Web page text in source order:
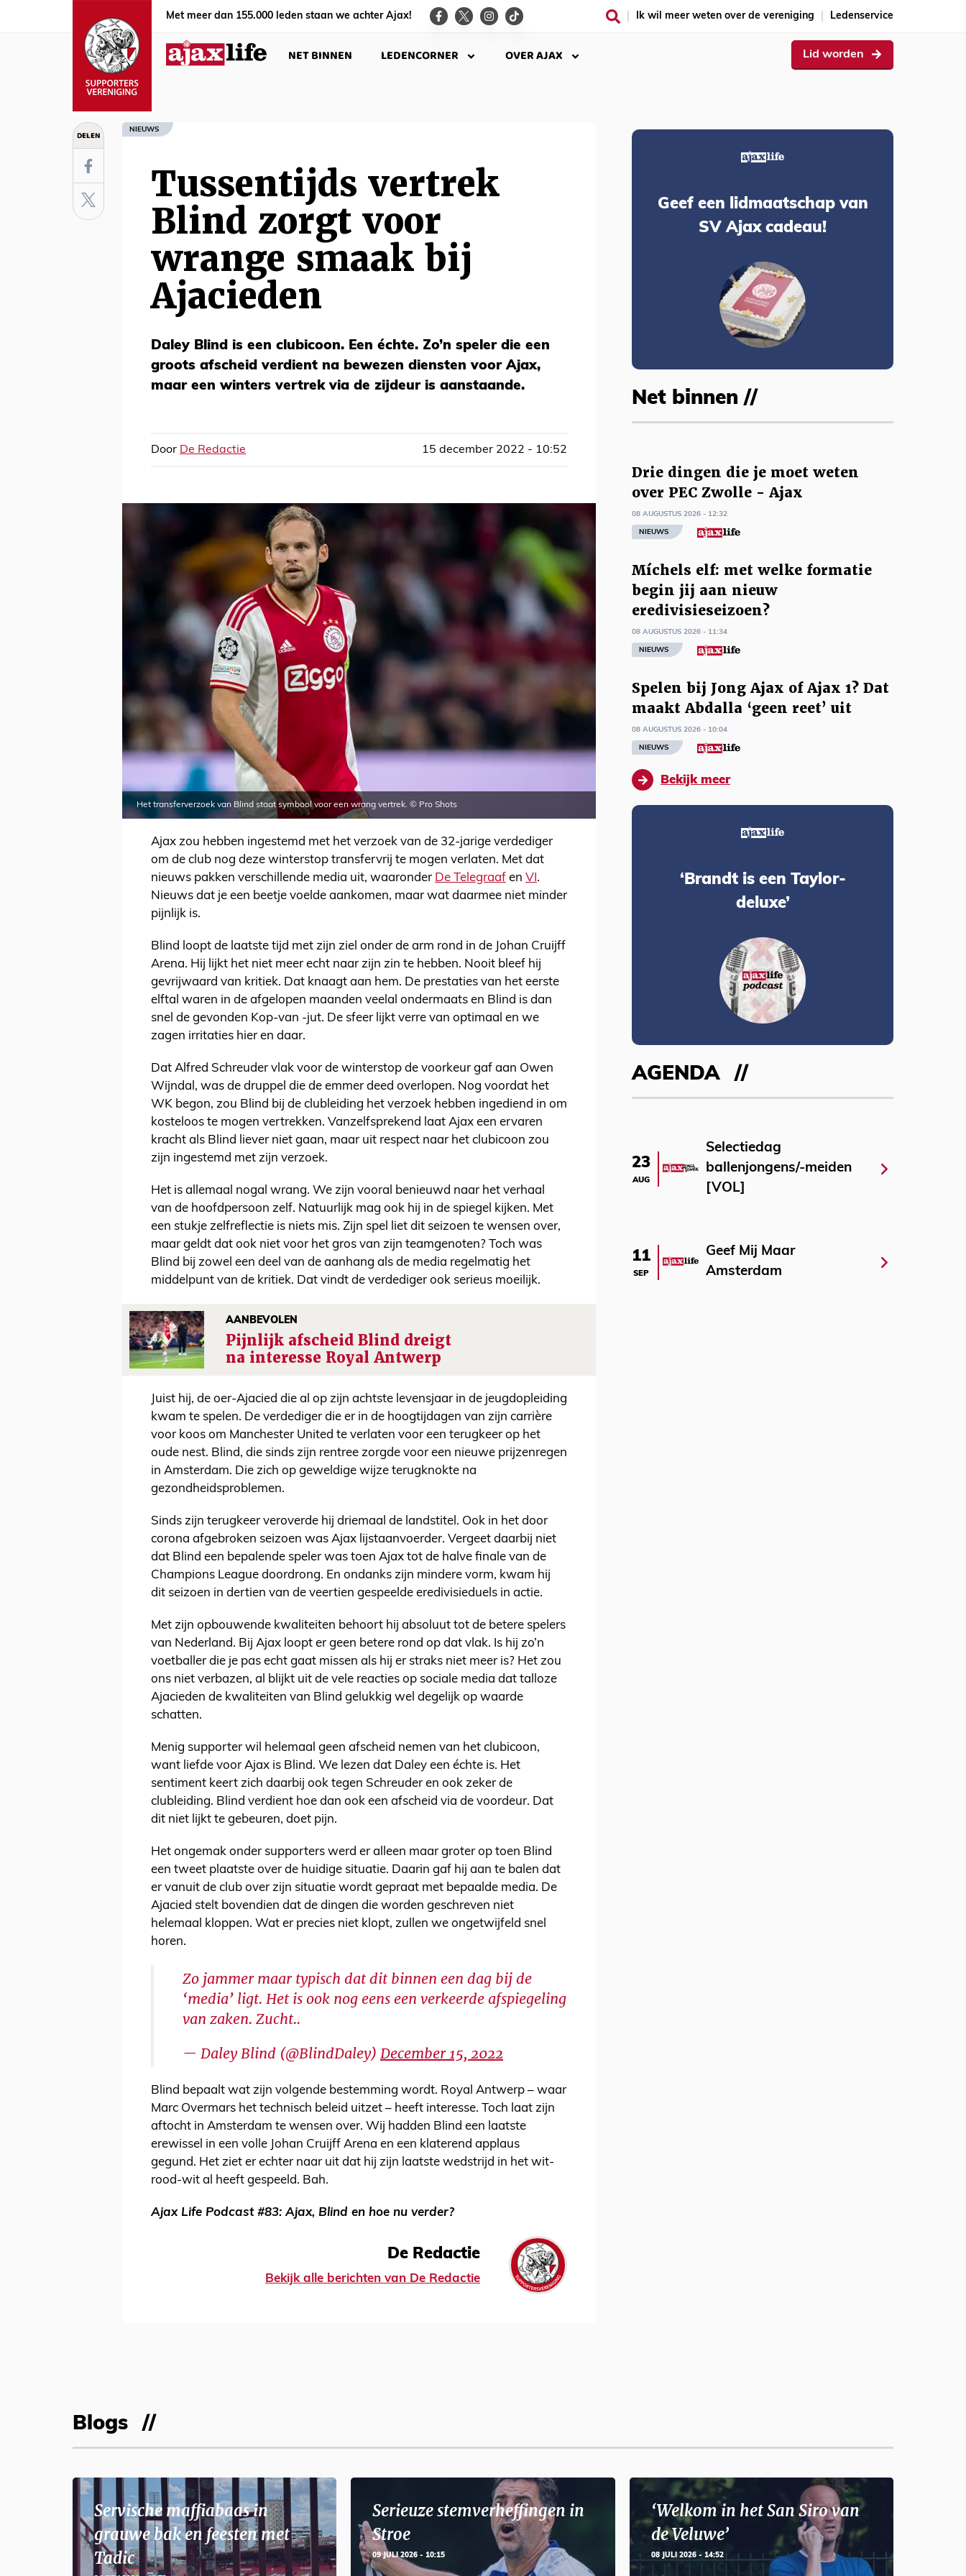
Met meer dan 155.000 leden staan we achter Ajax! Ik wil meer weten over de vereniging Ledenservice
NET BINNEN LEDENCORNER OVER AJAX Lid worden
DELEN NIEUWS
Tussentijds vertrek
Blind zorgt voor
wrange smaak bij
Ajacieden
Daley Blind is een clubicoon. Een échte. Zo’n speler die een
groots afscheid verdient na bewezen diensten voor Ajax,
maar een winters vertrek via de zijdeur is aanstaande.
Door De Redactie 15 december 2022 - 10:52
Het transferverzoek van Blind staat symbool voor een wrang vertrek. © Pro Shots
Ajax zou hebben ingestemd met het verzoek van de 32-jarige verdediger
om de club nog deze winterstop transfervrij te mogen verlaten. Met dat
nieuws pakken verschillende media uit, waaronder De Telegraaf en VI.
Nieuws dat je een beetje voelde aankomen, maar wat daarmee niet minder
pijnlijk is.
Blind loopt de laatste tijd met zijn ziel onder de arm rond in de Johan Cruijff
Arena. Hij lijkt het niet meer echt naar zijn zin te hebben. Nooit bleef hij
gevrijwaard van kritiek. Dat knaagt aan hem. De prestaties van het eerste
elftal waren in de afgelopen maanden veelal ondermaats en Blind is dan
snel de gevonden Kop-van -jut. De sfeer lijkt verre van optimaal en we
zagen irritaties hier en daar.
Dat Alfred Schreuder vlak voor de winterstop de voorkeur gaf aan Owen
Wijndal, was de druppel die de emmer deed overlopen. Nog voordat het
WK begon, zou Blind bij de clubleiding het verzoek hebben ingediend in om
kosteloos te mogen vertrekken. Vanzelfsprekend laat Ajax een ervaren
kracht als Blind liever niet gaan, maar uit respect naar het clubicoon zou
zijn ingestemd met zijn verzoek.
Het is allemaal nogal wrang. We zijn vooral benieuwd naar het verhaal
van de hoofdpersoon zelf. Natuurlijk mag ook hij in de spiegel kijken. Met
een stukje zelfreflectie is niets mis. Zijn spel liet dit seizoen te wensen over,
maar geldt dat ook niet voor het gros van zijn teamgenoten? Toch was
Blind bij zowel een deel van de aanhang als de media regelmatig het
middelpunt van de kritiek. Dat vindt de verdediger ook serieus moeilijk.
AANBEVOLEN
Pijnlijk afscheid Blind dreigt
na interesse Royal Antwerp
Juist hij, de oer-Ajacied die al op zijn achtste levensjaar in de jeugdopleiding
kwam te spelen. De verdediger die er in de hoogtijdagen van zijn carrière
voor koos om Manchester United te verlaten voor een terugkeer op het
oude nest. Blind, die sinds zijn rentree zorgde voor een nieuwe prijzenregen
in Amsterdam. Die zich op geweldige wijze terugknokte na
gezondheidsproblemen.
Sinds zijn terugkeer veroverde hij driemaal de landstitel. Ook in het door
corona afgebroken seizoen was Ajax lijstaanvoerder. Vergeet daarbij niet
dat Blind een bepalende speler was toen Ajax tot de halve finale van de
Champions League doordrong. En ondanks zijn mindere vorm, kwam hij
dit seizoen in dertien van de veertien gespeelde eredivisieduels in actie.
Met zijn opbouwende kwaliteiten behoort hij absoluut tot de betere spelers
van Nederland. Bij Ajax loopt er geen betere rond op dat vlak. Is hij zo’n
voetballer die je pas echt gaat missen als hij er straks niet meer is? Het zou
ons niet verbazen, al blijkt uit de vele reacties op sociale media dat talloze
Ajacieden de kwaliteiten van Blind gelukkig wel degelijk op waarde
schatten.
Menig supporter wil helemaal geen afscheid nemen van het clubicoon,
want liefde voor Ajax is Blind. We lezen dat Daley een échte is. Het
sentiment keert zich daarbij ook tegen Schreuder en ook zeker de
clubleiding. Blind verdient hoe dan ook een afscheid via de voordeur. Dat
dit niet lijkt te gebeuren, doet pijn.
Het ongemak onder supporters werd er alleen maar groter op toen Blind
een tweet plaatste over de huidige situatie. Daarin gaf hij aan te balen dat
er vanuit de club over zijn situatie wordt gepraat met bepaalde media. De
Ajacied stelt bovendien dat de dingen die worden geschreven niet
helemaal kloppen. Wat er precies niet klopt, zullen we ongetwijfeld snel
horen.
Zo jammer maar typisch dat dit binnen een dag bij de
‘media’ ligt. Het is ook nog eens een verkeerde afspiegeling
van zaken. Zucht..
— Daley Blind (@BlindDaley) December 15, 2022
Blind bepaalt wat zijn volgende bestemming wordt. Royal Antwerp – waar
Marc Overmars het technisch beleid uitzet – heeft interesse. Toch laat zijn
aftocht in Amsterdam te wensen over. Wij hadden Blind een laatste
erewissel in een volle Johan Cruijff Arena en een klaterend applaus
gegund. Het ziet er echter naar uit dat hij zijn laatste wedstrijd in het wit-
rood-wit al heeft gespeeld. Bah.
Ajax Life Podcast #83: Ajax, Blind en hoe nu verder?
De Redactie
Bekijk alle berichten van De Redactie
Geef een lidmaatschap van
SV Ajax cadeau!
Net binnen //
Drie dingen die je moet weten
over PEC Zwolle - Ajax
08 AUGUSTUS 2026 - 12:32
NIEUWS
Míchels elf: met welke formatie
begin jij aan nieuw
eredivisieseizoen?
08 AUGUSTUS 2026 - 11:34
NIEUWS
Spelen bij Jong Ajax of Ajax 1? Dat
maakt Abdalla ‘geen reet’ uit
08 AUGUSTUS 2026 - 10:04
NIEUWS
Bekijk meer
‘Brandt is een Taylor-
deluxe’
AGENDA
23
AUG
Selectiedag
ballenjongens/-meiden
[VOL]
11
SEP
Geef Mij Maar
Amsterdam
Blogs
Servische maffiabaas in
grauwe bak en feesten met
Tadic
Serieuze stemverheffingen in
Stroe
09 JULI 2026 - 10:15
‘Welkom in het San Siro van
de Veluwe’
08 JULI 2026 - 14:52